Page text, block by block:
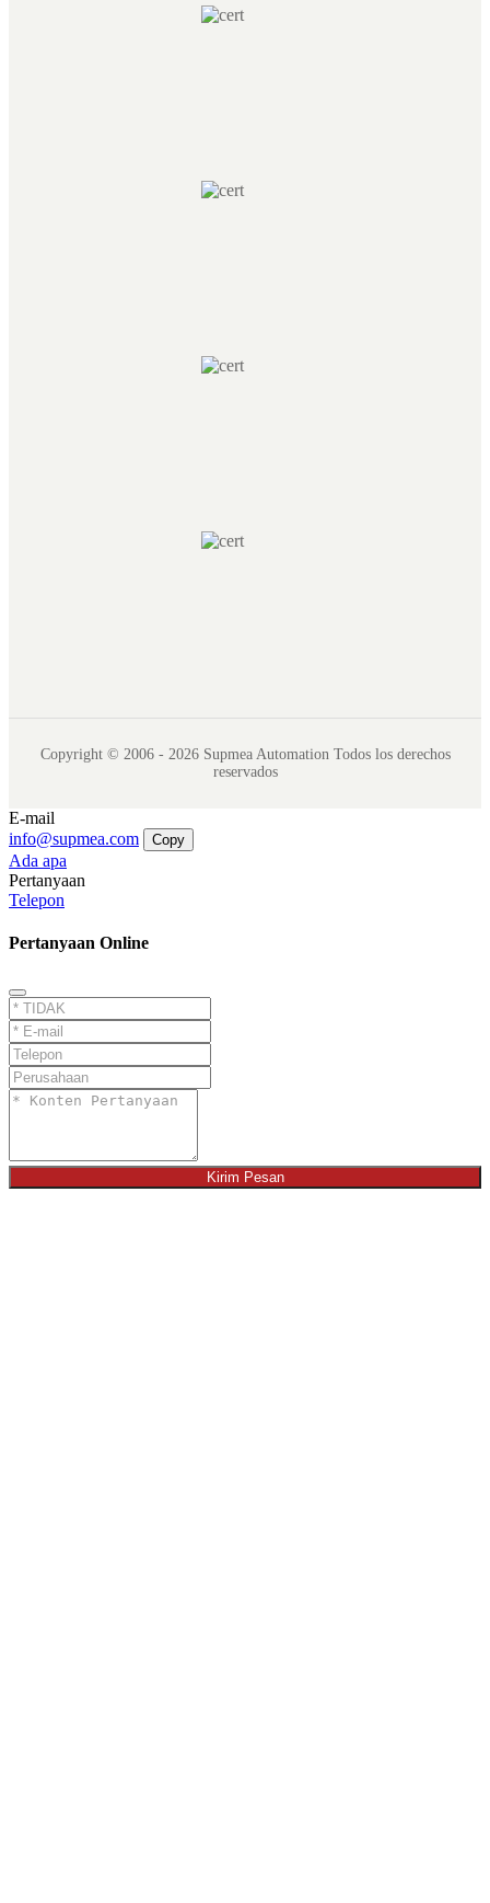
Copyright © 2006 - 2026 Supmea Automation Todos los derechos
reservados
E-mail
info@supmea.com
Copy
Ada apa
Pertanyaan
Telepon
Pertanyaan Online
Kirim Pesan